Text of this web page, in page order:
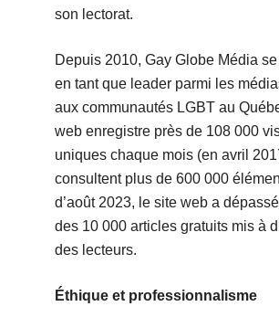
son lectorat.
Depuis 2010, Gay Globe Média
en tant que leader parmi les
aux communautés LGBT au
web enregistre près de 108 000
uniques chaque mois (en avril
consultent plus de 600 000
d’août 2023, le site web a
des 10 000 articles gratuits mis à
des lecteurs.
Éthique et professionnalisme